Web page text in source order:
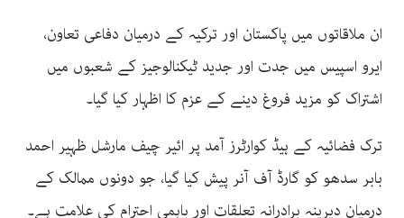
ان ملاقاتوں میں پاکستان اور ترکیہ کے درمیان دفاعی تعاون،
ایرو اسپیس میں جدت اور جدید ٹیکنالوجیز کے شعبوں میں
اشتراک کو مزید فروغ دینے کے عزم کا اظہار کیا گیا۔
ترک فضائیہ کے ہیڈ کوارٹرز آمد پر ائیر چیف مارشل ظہیر احمد
بابر سدھو کو گارڈ آف آنر پیش کیا گیا، جو دونوں ممالک کے
درمیان دیرینہ برادرانہ تعلقات اور باہمی احترام کی علامت ہے۔